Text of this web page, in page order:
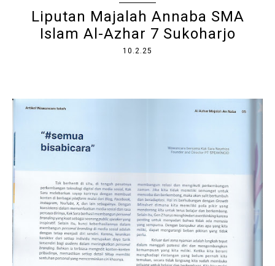
Liputan Majalah Annaba SMA
Islam Al-Azhar 7 Sukoharjo
10.2.25